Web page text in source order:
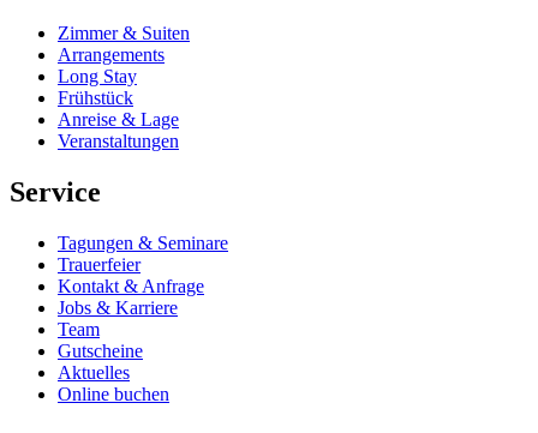
Zimmer & Suiten
Arrangements
Long Stay
Frühstück
Anreise & Lage
Veranstaltungen
Service
Tagungen & Seminare
Trauerfeier
Kontakt & Anfrage
Jobs & Karriere
Team
Gutscheine
Aktuelles
Online buchen